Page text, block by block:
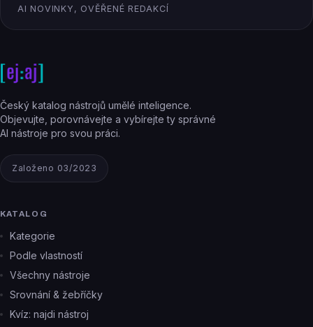
AI NOVINKY, OVĚŘENÉ REDAKCÍ
Český katalog nástrojů umělé inteligence.
Objevujte, porovnávejte a vybírejte ty správné
AI nástroje pro svou práci.
Založeno 03/2023
KATALOG
Kategorie
Podle vlastností
Všechny nástroje
Srovnání & žebříčky
Kvíz: najdi nástroj